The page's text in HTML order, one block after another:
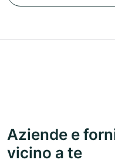
Aziende e
vicino a te